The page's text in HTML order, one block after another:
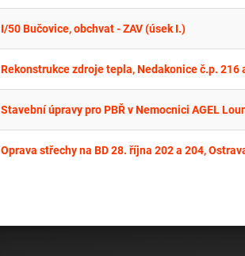
I/50 Bučovice, obchvat - ZAV (úsek I.)
Rekonstrukce zdroje tepla, Nedakonice č.p. 216
Stavební úpravy pro PBŘ v Nemocnici AGEL
Oprava střechy na BD 28. října 202 a 204,